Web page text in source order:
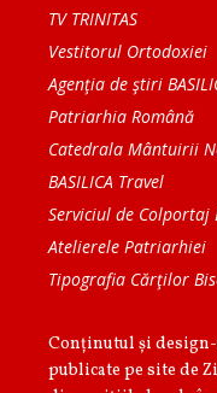
TV TRINITAS
Vestitorul Ortodoxiei
Agenţia de ştiri
Patriarhia Română
Catedrala Mântuirii
BASILICA Travel
Serviciul de Colportaj
Atelierele Patriarhiei
Tipografia Cărţilor
Conținutul și
publicate pe site de